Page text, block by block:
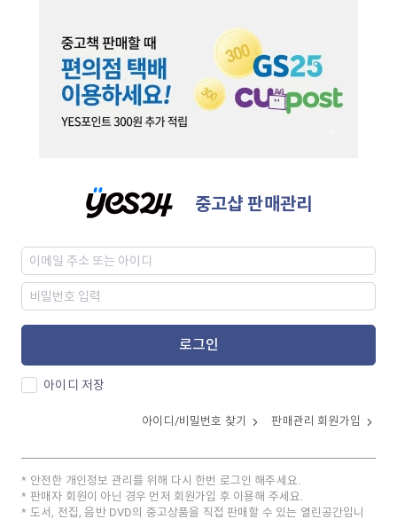
중고샵 판매관리
로그인
아이디 저장
아이디/비밀번호 찾기 판매관리 회원가입
안전한 개인정보 관리를 위해 다시 한번 로그인 해주세요.
판매자 회원이 아닌 경우 먼저 회원가입 후 이용해 주세요.
도서, 전집, 음반 DVD의 중고상품을 직접 판매할 수 있는 열린공간입니